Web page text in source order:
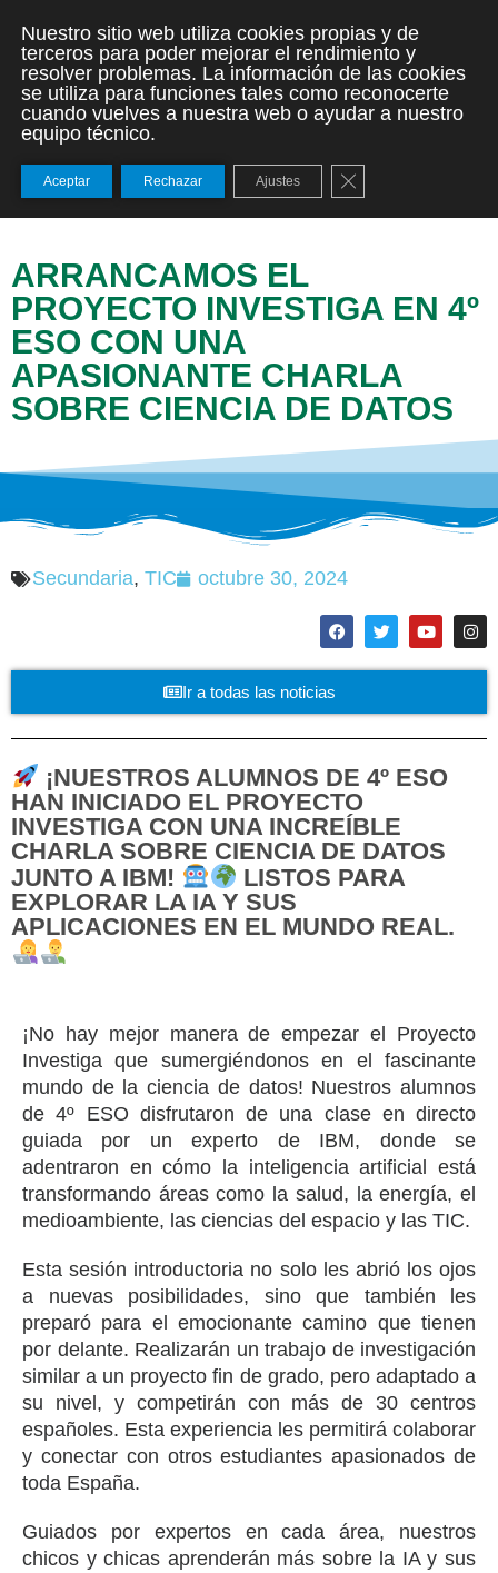
ARRANCAMOS EL
PROYECTO INVESTIGA EN 4º
ESO CON UNA
APASIONANTE CHARLA
SOBRE CIENCIA DE DATOS
Secundaria, TIC octubre 30, 2024
Ir a todas las noticias
¡NUESTROS ALUMNOS DE 4º ESO
HAN INICIADO EL PROYECTO
INVESTIGA CON UNA INCREÍBLE
CHARLA SOBRE CIENCIA DE DATOS
JUNTO A IBM!
LISTOS PARA
EXPLORAR LA IA Y SUS
APLICACIONES EN EL MUNDO REAL.
¡No hay mejor manera de empezar el Proyecto
Investiga que sumergiéndonos en el fascinante
mundo de la ciencia de datos! Nuestros alumnos
de 4º ESO disfrutaron de una clase en directo
guiada por un experto de IBM, donde se
adentraron en cómo la inteligencia artificial está
transformando áreas como la salud, la energía, el
medioambiente, las ciencias del espacio y las TIC.
Esta sesión introductoria no solo les abrió los ojos
a nuevas posibilidades, sino que también les
preparó para el emocionante camino que tienen
por delante. Realizarán un trabajo de investigación
similar a un proyecto fin de grado, pero adaptado a
su nivel, y competirán con más de 30 centros
españoles. Esta experiencia les permitirá colaborar
y conectar con otros estudiantes apasionados de
toda España.
Guiados por expertos en cada área, nuestros
chicos y chicas aprenderán más sobre la IA y sus
Nuestro sitio web utiliza cookies propias y de
terceros para poder mejorar el rendimiento y
resolver problemas. La información de las cookies
se utiliza para funciones tales como reconocerte
cuando vuelves a nuestra web o ayudar a nuestro
equipo técnico.
Aceptar Rechazar Ajustes Cerrar el banner de